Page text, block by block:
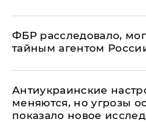
ФБР расследовало,
тайным агентом
Антиукраинские
меняются, но угрозы
показало новое